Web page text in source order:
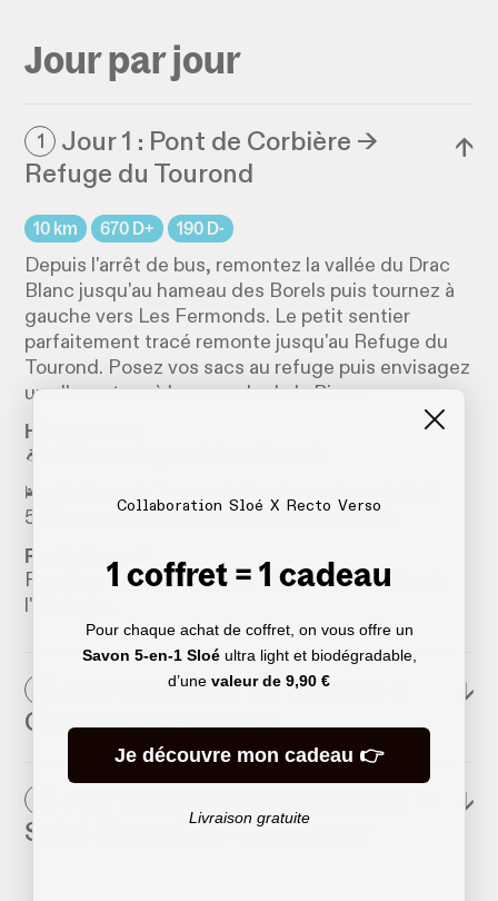
Jour par jour
1
Jour 1 : Pont de Corbière →
Refuge du Tourond
↓
10 km 670 D+ 190 D-
Depuis l'arrêt de bus, remontez la vallée du Drac
Blanc jusqu'au hameau des Borels puis tournez à
gauche vers Les Fermonds. Le petit sentier
parfaitement tracé remonte jusqu'au Refuge du
Tourond. Posez vos sacs au refuge puis envisagez
un aller-retour à la cascade de la Pisse.
Hébergement
🏕️ : Bivouac impossible ou interdit
🛌 :
56€ par nuit (dortoirs). 22€ la nuitée seule.
Ravitaillement
Pas de ravitaillement possible sur l'ensemble de
l'itinéraire.
Jour 2 : Refuge du Tourond →
Cabane des Parisiens
↓
Saint-Bonnet-en-Champsaur
↓
Collaboration Sloé X Recto Verso
1 coffret = 1 cadeau
Pour chaque achat de coffret, on vous offre un
Savon 5-en-1 Sloéultra light et biodégradable,
d’une valeur de 9,90 €
Je découvre mon cadeau 👉
Livraison gratuite